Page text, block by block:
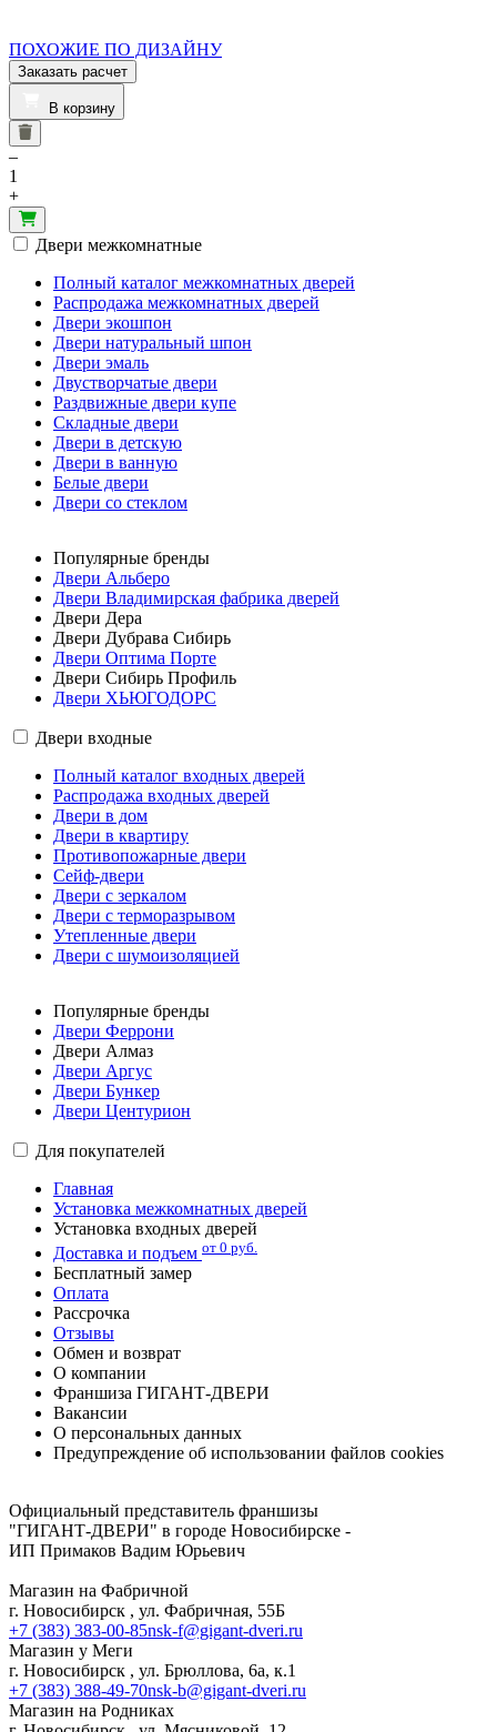
ПОХОЖИЕ ПО ДИЗАЙНУ
Заказать расчет
В корзину
–
1
+
Двери межкомнатные
Полный каталог межкомнатных дверей
Распродажа межкомнатных дверей
Двери экошпон
Двери натуральный шпон
Двери эмаль
Двустворчатые двери
Раздвижные двери купе
Складные двери
Двери в детскую
Двери в ванную
Белые двери
Двери со стеклом
Популярные бренды
Двери Альберо
Двери Владимирская фабрика дверей
Двери Дера
Двери Дубрава Сибирь
Двери Оптима Порте
Двери Сибирь Профиль
Двери ХЬЮГОДОРС
Двери входные
Полный каталог входных дверей
Распродажа входных дверей
Двери в дом
Двери в квартиру
Противопожарные двери
Сейф-двери
Двери с зеркалом
Двери с терморазрывом
Утепленные двери
Двери с шумоизоляцией
Популярные бренды
Двери Феррони
Двери Алмаз
Двери Аргус
Двери Бункер
Двери Центурион
Для покупателей
Главная
Установка межкомнатных дверей
Установка входных дверей
Доставка и подъем от 0 руб.
Бесплатный замер
Оплата
Рассрочка
Отзывы
Обмен и возврат
О компании
Франшиза ГИГАНТ-ДВЕРИ
Вакансии
О персональных данных
Предупреждение об использовании файлов cookies
Официальный представитель франшизы
"ГИГАНТ-ДВЕРИ" в городе Новосибирске -
ИП Примаков Вадим Юрьевич
Магазин на Фабричной
г. Новосибирск , ул. Фабричная, 55Б
+7 (383) 383-00-85nsk-f@gigant-dveri.ru
Магазин у Меги
г. Новосибирск , ул. Брюллова, 6а, к.1
+7 (383) 388-49-70nsk-b@gigant-dveri.ru
Магазин на Родниках